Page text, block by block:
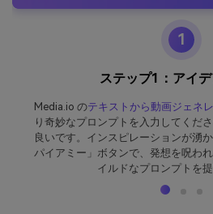
1
ステップ1：アイ
Media.io のテキストから動画ジェネ
り奇妙なプロンプトを入力してくだ
良いです。インスピレーションが湧
パイアミー」ボタンで、発想を呪わ
イルドなプロンプトを提